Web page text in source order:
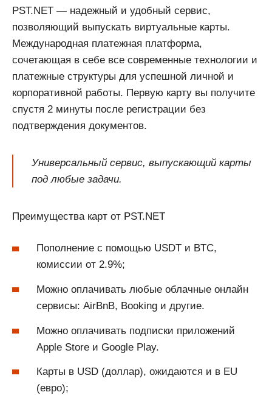
PST.NET — надежный и удобный сервис,
позволяющий выпускать виртуальные карты.
Международная платежная платформа,
сочетающая в себе все современные технологии и
платежные структуры для успешной личной и
корпоративной работы. Первую карту вы получите
спустя 2 минуты после регистрации без
подтверждения документов.
Универсальный сервис, выпускающий карты
под любые задачи.
Преимущества карт от PST.NET
Пополнение с помощью USDT и BTC,
комиссии от 2.9%;
Можно оплачивать любые облачные онлайн
сервисы: AirBnB, Booking и другие.
Можно оплачивать подписки приложений
Apple Store и Google Play.
Карты в USD (доллар), ожидаются и в EU
(евро);